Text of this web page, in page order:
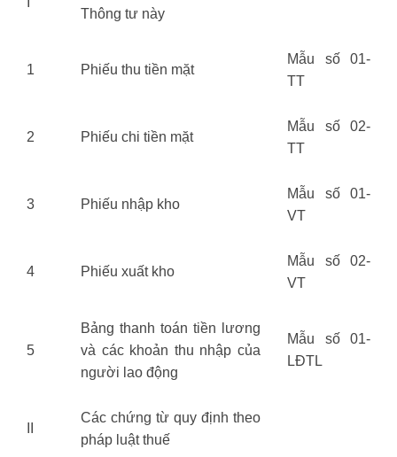
Thông tư này
1 Phiếu thu tiền mặt
Mẫu số 01-
TT
2 Phiếu chi tiền mặt
Mẫu số 02-
TT
3 Phiếu nhập kho
Mẫu số 01-
VT
4 Phiếu xuất kho
Mẫu số 02-
VT
5
Bảng thanh toán tiền lương
và các khoản thu nhập của
người lao động
Mẫu số 01-
LĐTL
Các chứng từ quy định theo
pháp luật thuế